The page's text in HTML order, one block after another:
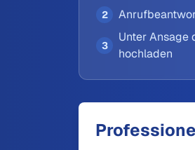
2
3
Unter Ansage
hochladen